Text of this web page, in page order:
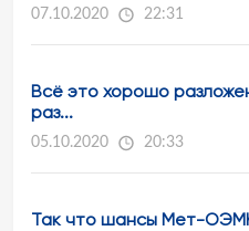
07.10.2020 22:31
Всё это хорошо
раз...
05.10.2020 20:33
Так что шансы Мет-